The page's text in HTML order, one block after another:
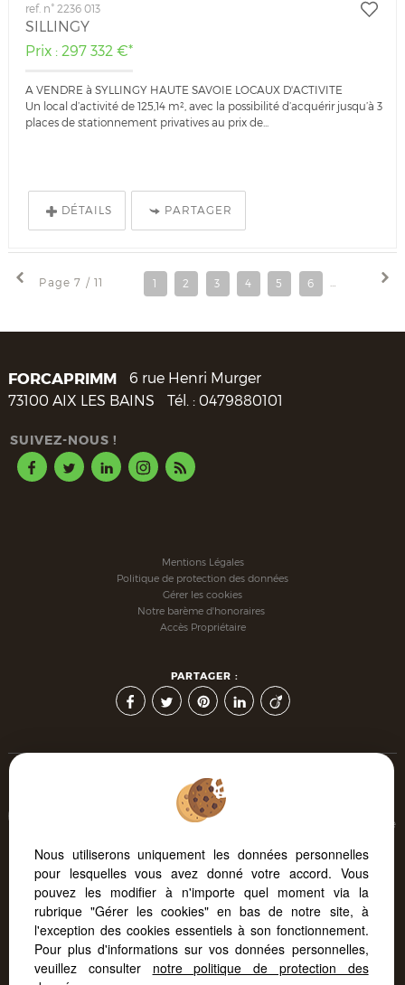
ref. n° 2236 013
SILLINGY
Prix : 297 332 €*
A VENDRE à SYLLINGY HAUTE SAVOIE LOCAUX D'ACTIVITE
Un local d’activité de 125,14 m², avec la possibilité d’acquérir jusqu’à 3
places de stationnement privatives au prix de...
DÉTAILS PARTAGER
Page 7 / 11 1 2 3 4 5 6
FORCAPRIMM
6 rue Henri Murger
73100 AIX LES BAINS Tél. : 0479880101
SUIVEZ-NOUS !
Mentions Légales
Politique de protection des données
Gérer les cookies
Notre barème d'honoraires
Accès Propriétaire
PARTAGER :
Afin de vous offrir un confort de lecture permanent, depuis
votre PC, votre tablette ou votre smartphone, notre site s'adapte
Logiciel immobilier Adapt Immo
Site internet immobilier
Référencement immobilier
Nous utiliserons uniquement les données personnelles
pour lesquelles vous avez donné votre accord. Vous
pouvez les modifier à n'importe quel moment via la
rubrique "Gérer les cookies" en bas de notre site, à
l'exception des cookies essentiels à son fonctionnement.
Pour plus d'informations sur vos données personnelles,
veuillez consulter notre politique de protection des